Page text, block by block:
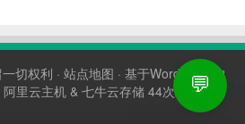
切权利 · 站点地图 · 基于WordPress构
阿里云主机 & 七牛云存储 44次查询，耗
💬